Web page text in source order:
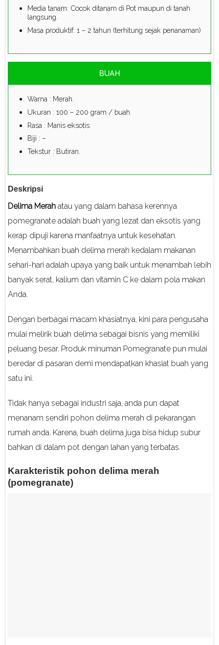
Media tanam: Cocok ditanam di Pot maupun di tanah
langsung.
Masa produktif: 1 – 2 tahun (terhitung sejak penanaman)
BUAH
Warna : Merah.
Ukuran : 100 – 200 gram / buah.
Rasa : Manis eksotis.
Biji : –
Tekstur : Butiran.
Deskripsi
Delima Merah atau yang dalam bahasa kerennya
pomegranate adalah buah yang lezat dan eksotis yang
kerap dipuji karena manfaatnya untuk kesehatan.
Menambahkan buah delima merah kedalam makanan
sehari-hari adalah upaya yang baik untuk menambah lebih
banyak serat, kalium dan vitamin C ke dalam pola makan
Anda.
Dengan berbagai macam khasiatnya, kini para pengusaha
mulai melirik buah delima sebagai bisnis yang memiliki
peluang besar. Produk minuman Pomegranate pun mulai
beredar di pasaran demi mendapatkan khasiat buah yang
satu ini.
Tidak hanya sebagai industri saja, anda pun dapat
menanam sendiri pohon delima merah di pekarangan
rumah anda. Karena, buah delima juga bisa hidup subur
bahkan di dalam pot dengan lahan yang terbatas.
Karakteristik pohon delima merah
(pomegranate)